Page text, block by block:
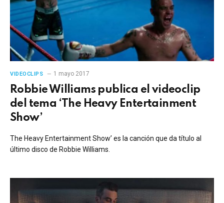
VIDEOCLIPS 1 mayo 2017
Robbie Williams publica el videoclip
del tema ‘The Heavy Entertainment
Show’
The Heavy Entertainment Show’ es la canción que da título al
último disco de Robbie Williams.